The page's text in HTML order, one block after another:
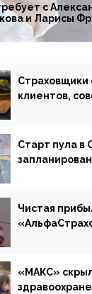
с
и Ларисы
убытков на 1,5
Страховщики
клиентов,
Старт пула в
дублировать
Чистая
«МАКС»